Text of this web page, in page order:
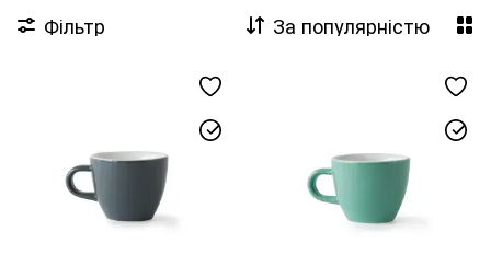
Фільтр За популярністю